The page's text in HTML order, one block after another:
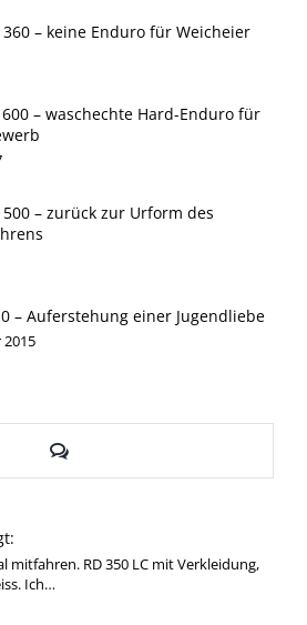
360 – keine Enduro für Weicheier
600 – waschechte Hard-Enduro für
500 – zurück zur Urform des
– Auferstehung einer Jugendliebe
Kommentare
mitfahren. RD 350 LC mit Verkleidung,
Ich…